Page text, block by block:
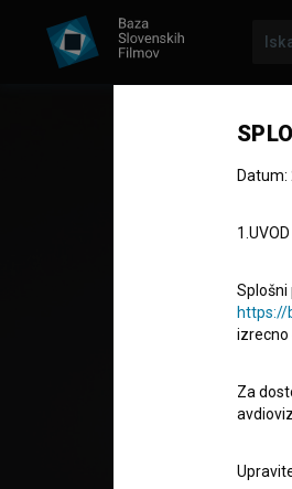
Zora
Kratki igrani film
3'
Datum:
1.UVOD
Splošni
https://
izrecno
Za